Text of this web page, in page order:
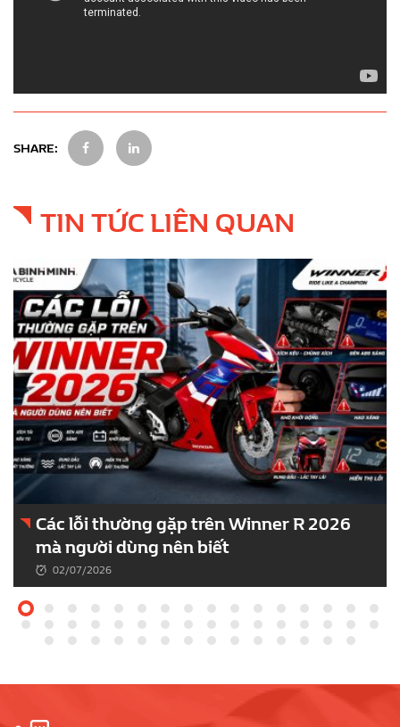
SHARE:
TIN TỨC LIÊN QUAN
Các lỗi thường gặp trên Winner R 2026
mà người dùng nên biết
02/07/2026